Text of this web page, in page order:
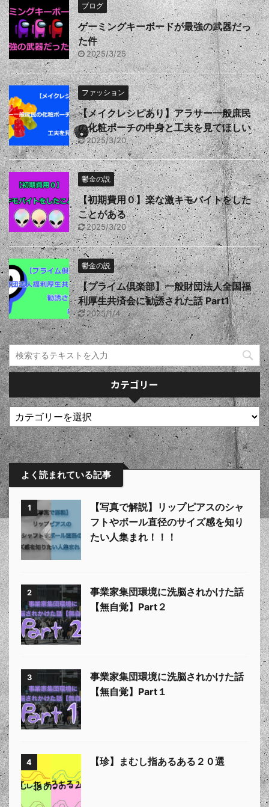
ブログ
ゲーミングキーボードが最強の武器だっ
た件
2025/3/25
ファッション
【メイクレシピあり】アラサー一般庶民
の化粧ポーチの中身と工夫を見てほしい
2025/3/20
鬱金の説
【初期費用０】楽な激キモバイトをした
ことがある
2025/3/20
鬱金の説
【プライム倶楽部】一般財団法人全国福
利厚生共済会に勧誘された話 Part1
2025/1/4
カテゴリー
よく読まれている記事
1
【写真で解説】リップピアスのシャ
フトやボール直径のサイズ感を知り
たい人集まれ！！！
2
事業家集団環境に洗脳されかけた話
【無自覚】Part２
3
事業家集団環境に洗脳されかけた話
【無自覚】Part１
4 【珍】まむし指あるある２０選